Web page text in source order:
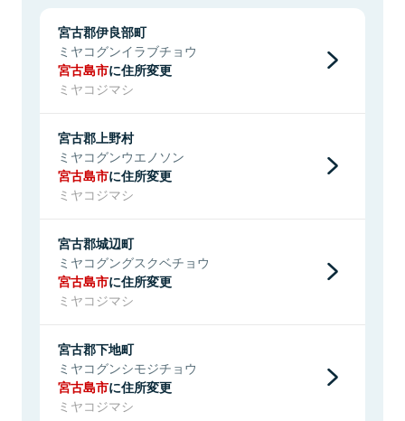
宮古郡伊良部町
ミヤコグンイラブチョウ
宮古島市に住所変更
ミヤコジマシ
宮古郡上野村
ミヤコグンウエノソン
宮古島市に住所変更
ミヤコジマシ
宮古郡城辺町
ミヤコグングスクベチョウ
宮古島市に住所変更
ミヤコジマシ
宮古郡下地町
ミヤコグンシモジチョウ
宮古島市に住所変更
ミヤコジマシ